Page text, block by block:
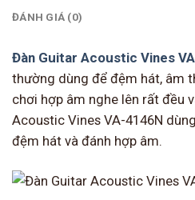
ĐÁNH GIÁ (0)
Đàn Guitar Acoustic Vines
thường dùng để đệm hát, âm
chơi hợp âm nghe lên rất đều
Acoustic Vines VA-4146N
đệm hát và đánh hợp âm.